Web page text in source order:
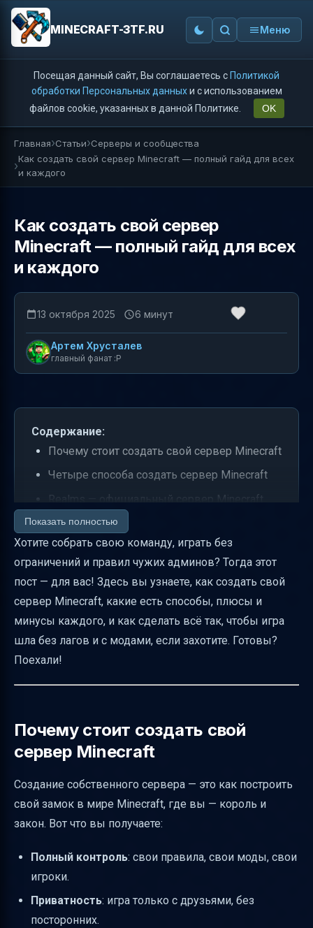
MINECRAFT-3TF.RU Меню
Посещая данный сайт, Вы соглашаетесь с Политикой
обработки Персональных данныхи с использованием
файлов cookie, указанных в данной Политике.
OK
Главная Статьи Серверы и сообщества
Как создать свой сервер Minecraft — полный гайд для всех
и каждого
Как создать свой сервер
Minecraft — полный гайд для всех
и каждого
13 октября 2025 6 минут
Артем Хрусталев
главный фанат :P
Содержание:
Почему стоит создать свой сервер Minecraft
Четыре способа создать сервер Minecraft
Realms — официальный сервер Minecraft
Бесплатный хостинг Aternos и другие
Домашний сервер Minecraft на ПК
Сервер Minecraft на Linux (Ubuntu 18.04,
CentOS 7)
VDS и выделенный сервер для Minecraft
Советы по минимизации лагов и задержек
Резервное копирование и безопасность
Как пригласить друзей на сервер
сервера?
Полезные ссылки
Показать полностью
Хотите собрать свою команду, играть без
ограничений и правил чужих админов? Тогда этот
пост — для вас! Здесь вы узнаете, как создать свой
сервер Minecraft, какие есть способы, плюсы и
минусы каждого, и как сделать всё так, чтобы игра
шла без лагов и с модами, если захотите. Готовы?
Поехали!
Почему стоит создать свой
сервер Minecraft
Создание собственного сервера — это как построить
свой замок в мире Minecraft, где вы — король и
закон. Вот что вы получаете:
Полный контроль: свои правила, свои моды, свои
игроки.
Приватность: игра только с друзьями, без
посторонних.